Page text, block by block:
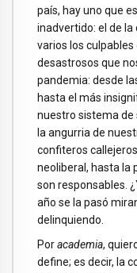
país, hay uno que
inadvertido: el de la
varios los
desastrosos que
pandemia: desde
hasta el más
nuestro sistema de
la angurria de
confiteros
neoliberal, hasta la
son responsables.
año se la pasó
delinquiendo.
Poracademia,
define; es decir, la